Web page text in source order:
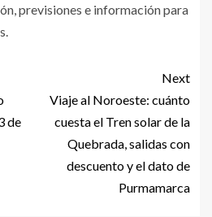
previsiones e información para
de
Next
Viaje al Noroeste: cuánto
cuesta el Tren solar de la
Quebrada, salidas con
descuento y el dato de
Purmamarca